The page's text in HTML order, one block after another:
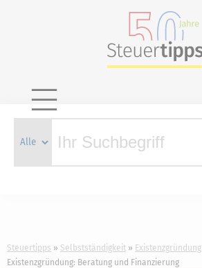
Steuertipps Selbstständigkeit Existenzgründung
Existenzgründung: Beratung und Finanzierung